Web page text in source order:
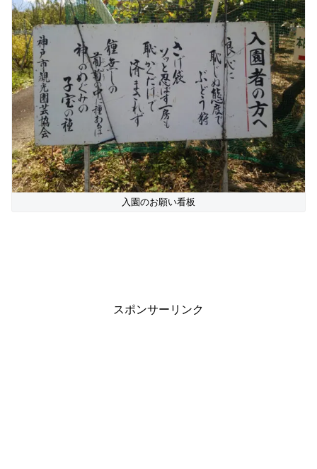
入園のお願い看板
スポンサーリンク